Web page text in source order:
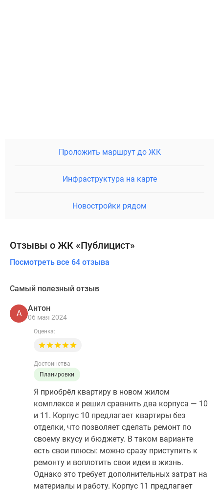
Проложить маршрут до ЖК
Инфраструктура на карте
Новостройки рядом
Отзывы о ЖК «Публицист»
Посмотреть все 64 отзыва
Самый полезный отзыв
А
Антон
06 мая 2024
Оценка:
Достоинства
Планировки
Я приобрёл квартиру в новом жилом
комплексе и решил сравнить два корпуса — 10
и 11. Корпус 10 предлагает квартиры без
отделки, что позволяет сделать ремонт по
своему вкусу и бюджету. В таком варианте
есть свои плюсы: можно сразу приступить к
ремонту и воплотить свои идеи в жизнь.
Однако это требует дополнительных затрат на
материалы и работу. Корпус 11 предлагает